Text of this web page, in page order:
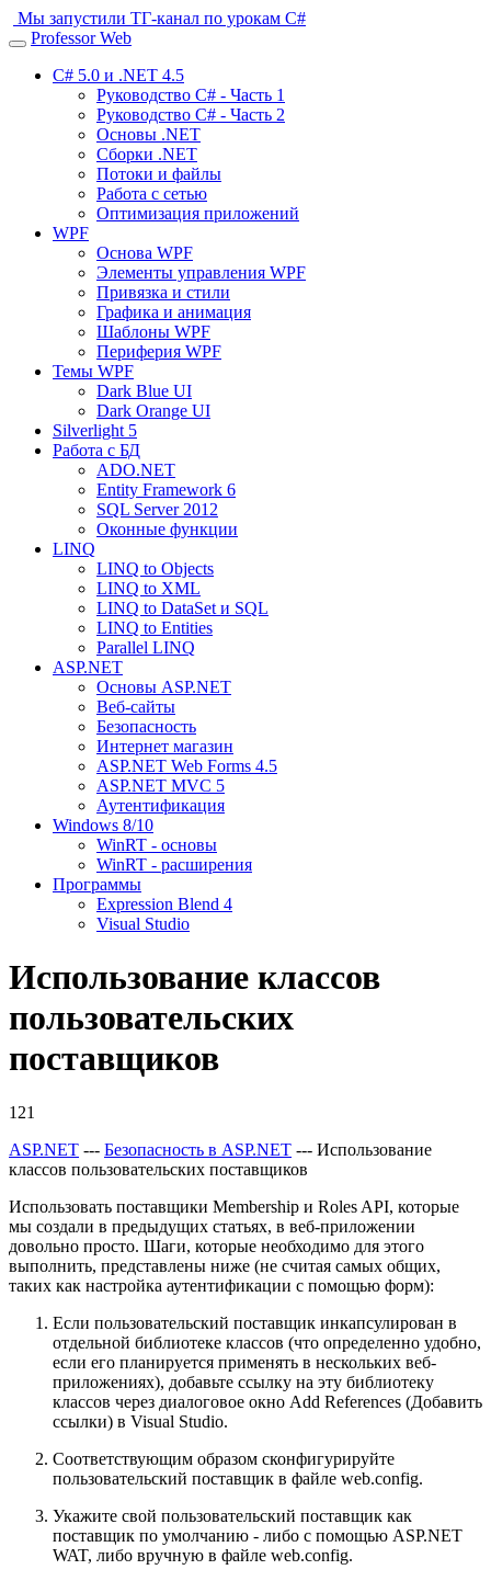
Мы запустили ТГ-канал по урокам C#
Toggle
navigation
Professor Web
C# 5.0 и .NET 4.5
Руководство C# - Часть 1
Руководство C# - Часть 2
Основы .NET
Сборки .NET
Потоки и файлы
Работа с сетью
Оптимизация приложений
WPF
Основа WPF
Элементы управления WPF
Привязка и стили
Графика и анимация
Шаблоны WPF
Периферия WPF
Темы WPF
Dark Blue UI
Dark Orange UI
Silverlight 5
Работа с БД
ADO.NET
Entity Framework 6
SQL Server 2012
Оконные функции
LINQ
LINQ to Objects
LINQ to XML
LINQ to DataSet и SQL
LINQ to Entities
Parallel LINQ
ASP.NET
Основы ASP.NET
Веб-сайты
Безопасность
Интернет магазин
ASP.NET Web Forms 4.5
ASP.NET MVC 5
Аутентификация
Windows 8/10
WinRT - основы
WinRT - расширения
Программы
Expression Blend 4
Visual Studio
Использование классов
пользовательских
поставщиков
121
ASP.NET --- Безопасность в ASP.NET --- Использование
классов пользовательских поставщиков
Использовать поставщики Membership и Roles API, которые
мы создали в предыдущих статьях, в веб-приложении
довольно просто. Шаги, которые необходимо для этого
выполнить, представлены ниже (не считая самых общих,
таких как настройка аутентификации с помощью форм):
Если пользовательский поставщик инкапсулирован в
отдельной библиотеке классов (что определенно удобно,
если его планируется применять в нескольких веб-
приложениях), добавьте ссылку на эту библиотеку
классов через диалоговое окно Add References (Добавить
ссылки) в Visual Studio.
Соответствующим образом сконфигурируйте
пользовательский поставщик в файле web.config.
Укажите свой пользовательский поставщик как
поставщик по умолчанию - либо с помощью ASP.NET
WAT, либо вручную в файле web.config.